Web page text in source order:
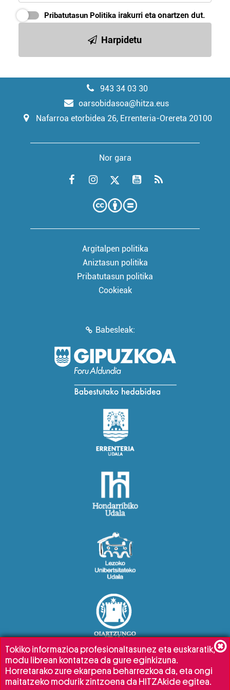
Pribatutasun Politika irakurri eta onartzen dut.
Harpidetu
943 34 03 30
oarsobidasoa@hitza.eus
Nafarroa etorbidea 26, Errenteria-Orereta 20100
Nor gara
Argitalpen politika
Aniztasun politika
Pribatutasun politika
Cookieak
Babesleak:
Tokiko informazioa profesionaltasunez eta euskaratik,
modu librean kontatzea da gure eginkizuna.
Horretarako zure ekarpena beharrezkoa da, eta ongi
maitatzeko modurik zintzoena da HITZAkide egitea.